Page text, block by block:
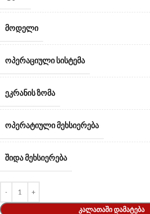
ᲛᲝᲓᲔᲚᲘ
ᲝᲞᲔᲠᲐᲪᲘᲣᲚᲘ ᲡᲘᲡᲢᲔᲛᲐ
ᲔᲙᲠᲐᲜᲘᲡ ᲖᲝᲛᲐ
ᲝᲞᲔᲠᲐᲢᲘᲣᲚᲘ ᲛᲔᲮᲡᲘᲔᲠᲔᲑᲐ
ᲨᲘᲓᲐ ᲛᲔᲮᲡᲘᲔᲠᲔᲑᲐ
ᲙᲐᲚᲐᲗᲐᲨᲘ ᲓᲐᲛᲐᲢᲔᲑᲐ